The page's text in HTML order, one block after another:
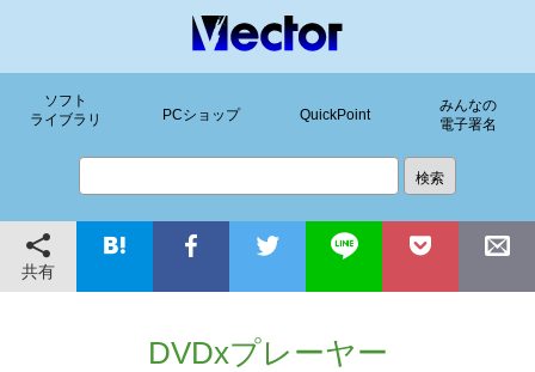
ソフト
ライブラリ
PCショップ QuickPoint
みんなの
電子署名
共有
DVDxプレーヤー